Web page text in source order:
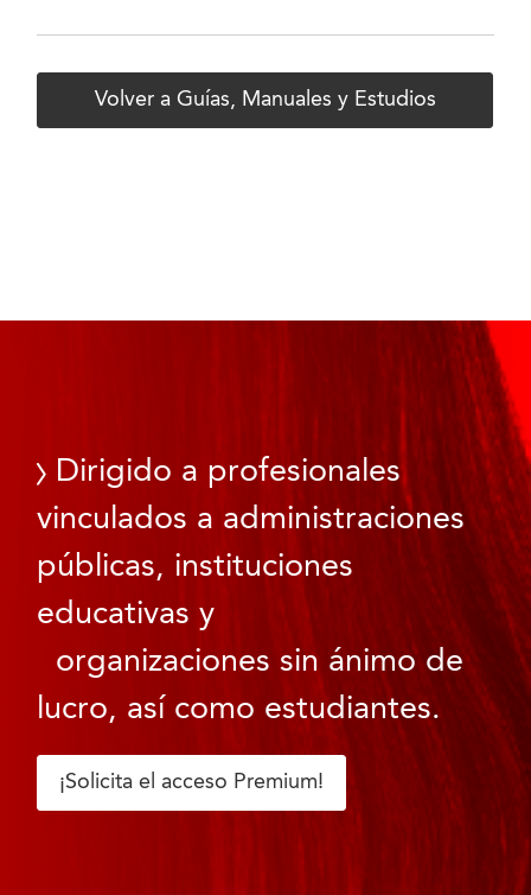
Volver a Guías, Manuales y Estudios
Dirigido a profesionales
vinculados a administraciones
públicas, instituciones
educativas y
organizaciones sin ánimo de
lucro, así como estudiantes.
¡Solicita el acceso Premium!